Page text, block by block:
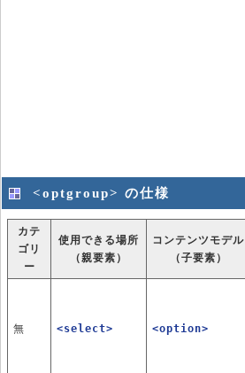
<optgroup> の仕様
カテ
ゴリ
ー
使用できる場所
（親要素）
コンテンツモデル
（子要素）
無 <select> <option>